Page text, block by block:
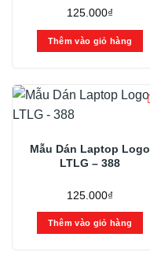
125.000₫
Thêm vào giỏ hàng
Mẫu Dán Laptop Logo
LTLG – 388
125.000₫
Thêm vào giỏ hàng